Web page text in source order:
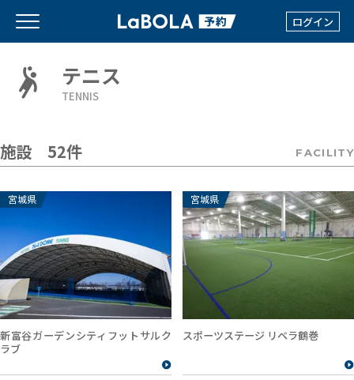
ログイン
テニス
TENNIS
施設 52件 FACILITY
宮城県
新富谷ガーデンシティフットサルク
ラブ
宮城県
スポーツステージ リベラ鶴巻